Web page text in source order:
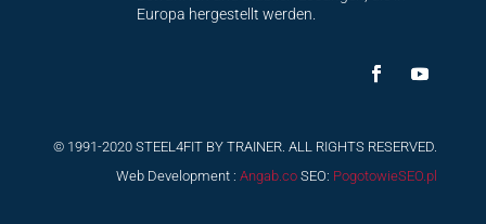
Europa hergestellt werden.
© 1991-2020 STEEL4FIT BY TRAINER. ALL RIGHTS RESERVED.
Web Development :Angab.co SEO: PogotowieSEO.pl